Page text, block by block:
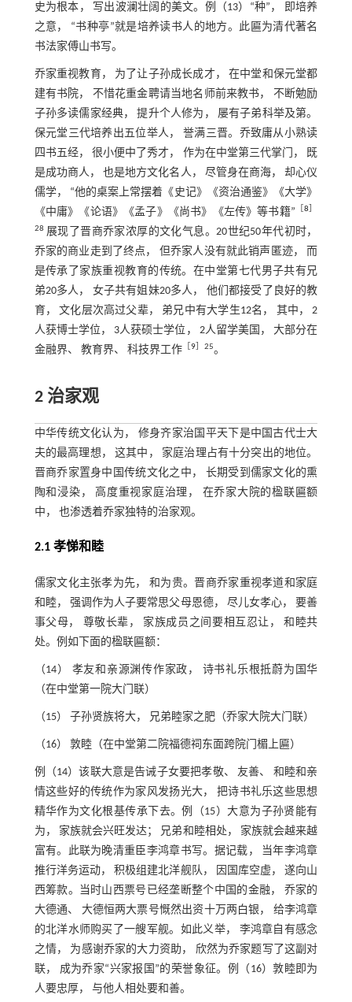
史为根本， 写出波澜壮阔的美文。例（13）“种”， 即培养
之意， “书种亭”就是培养读书人的地方。此匾为清代著名
书法家傅山书写。
乔家重视教育， 为了让子孙成长成才， 在中堂和保元堂都
建有书院， 不惜花重金聘请当地名师前来教书， 不断勉励
子孙多读儒家经典， 提升个人修为， 屡有子弟科举及第。
保元堂三代培养出五位举人， 誉满三晋。乔致庸从小熟读
四书五经， 很小便中了秀才， 作为在中堂第三代掌门， 既
是成功商人， 也是地方文化名人， 尽管身在商海， 却心仪
儒学， “他的桌案上常摆着《史记》《资治通鉴》《大学》
《中庸》《论语》《孟子》《尚书》《左传》等书籍” ［8
28 展现了晋商乔家浓厚的文化气息。20世纪50年代初时，
乔家的商业走到了终点， 但乔家人没有就此销声匿迹， 而
是传承了家族重视教育的传统。在中堂第七代男子共有兄
弟20多人， 女子共有姐妹20多人， 他们都接受了良好的教
育， 文化层次高过父辈， 弟兄中有大学生12名， 其中， 2
人获博士学位， 3人获硕士学位， 2人留学美国， 大部分在
金融界、 教育界、 科技界工作［ 9］25。
2 治家观
中华传统文化认为， 修身齐家治国平天下是中国古代士大
夫的最高理想， 这其中， 家庭治理占有十分突出的地位。
晋商乔家置身中国传统文化之中， 长期受到儒家文化的熏
陶和浸染， 高度重视家庭治理， 在乔家大院的楹联匾额
中， 也渗透着乔家独特的治家观。
2.1 孝悌和睦
儒家文化主张孝为先， 和为贵。晋商乔家重视孝道和家庭
和睦， 强调作为人子要常思父母恩德， 尽儿女孝心， 要善
事父母， 尊敬长辈， 家族成员之间要相互忍让， 和睦共
处。例如下面的楹联匾额：
（14） 孝友和亲源渊传作家政， 诗书礼乐根抵蔚为国华
（在中堂第一院大门联）
（15） 子孙贤族将大， 兄弟睦家之肥（乔家大院大门联）
（16） 敦睦（在中堂第二院福德祠东面跨院门楣上匾）
例（14）该联大意是告诫子女要把孝敬、 友善、 和睦和亲
情这些好的传统作为家风发扬光大， 把诗书礼乐这些思想
精华作为文化根基传承下去。例（15）大意为子孙贤能有
为， 家族就会兴旺发达； 兄弟和睦相处， 家族就会越来越
富有。此联为晚清重臣李鸿章书写。据记载， 当年李鸿章
推行洋务运动， 积极组建北洋舰队， 因国库空虚， 遂向山
西筹款。当时山西票号已经垄断整个中国的金融， 乔家的
大德通、 大德恒两大票号慨然出资十万两白银， 给李鸿章
的北洋水师购买了一艘军舰。如此义举， 李鸿章自有感念
之情， 为感谢乔家的大力资助， 欣然为乔家题写了这副对
联， 成为乔家“兴家报国”的荣誉象征。例（16）敦睦即为
人要忠厚， 与他人相处要和善。